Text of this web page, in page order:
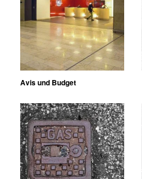
Avis und Budget